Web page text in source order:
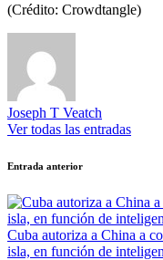
(Crédito: Crowdtangle)
Joseph T Veatch
Ver todas las entradas
Navegación
de
entradas
Entrada anterior
Cuba autoriza a China a
isla, en función de